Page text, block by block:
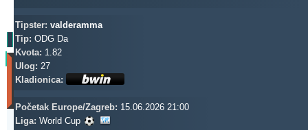
Tipster: valderamma
Tip: ODG Da
Kvota: 1.82
Ulog: 27
Kladionica:
Početak Europe/Zagreb: 15.06.2026 21:00
Liga: World Cup
Profit
(Zadnjih
30
Updated: